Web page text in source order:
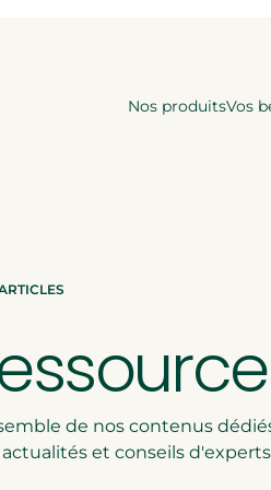
Nos produitsVos
de nos contenus
et conseils